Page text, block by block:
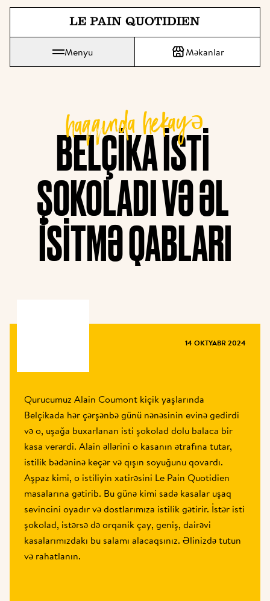
Əsas məzmunə doğrudan keçin
Le Pain Quotidien "Gündəlik Çörək" deməkdir.
Menyu Məkanlar
BELÇIKA ISTI
ŞOKOLADI VƏ ƏL
ISITMƏ QABLARI
haqqında hekayə
14 OKTYABR 2024
Qurucumuz Alain Coumont kiçik yaşlarında
Belçikada hər çərşənbə günü nənəsinin evinə gedirdi
və o, uşağa buxarlanan isti şokolad dolu balaca bir
kasa verərdi. Alain əllərini o kasanın ətrafına tutar,
istilik bədəninə keçər və qışın soyuğunu qovardı.
Aşpaz kimi, o istiliyin xatirəsini Le Pain Quotidien
masalarına gətirib. Bu günə kimi sadə kasalar uşaq
sevincini oyadır və dostlarımıza istilik gətirir. İstər isti
şokolad, istərsə də orqanik çay, geniş, dairəvi
kasalarımızdakı bu salamı alacaqsınız. Əlinizdə tutun
və rahatlanın.